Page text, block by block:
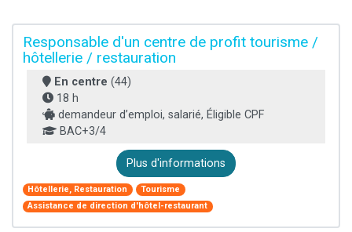
Responsable d'un centre de profit tourisme /
hôtellerie / restauration
En centre (44)
18 h
demandeur d’emploi, salarié, Éligible CPF
BAC+3/4
Plus d'informations
Hôtellerie, Restauration
Tourisme
Assistance de direction d'hôtel-restaurant